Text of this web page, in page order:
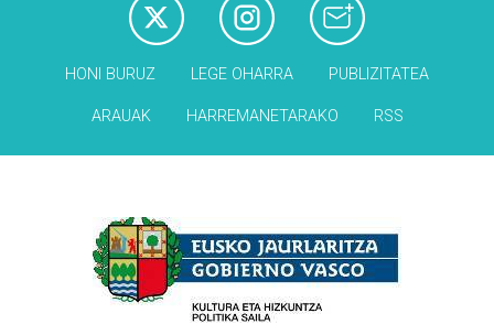
HONI BURUZ LEGE OHARRA PUBLIZITATEA
ARAUAK HARREMANETARAKO RSS